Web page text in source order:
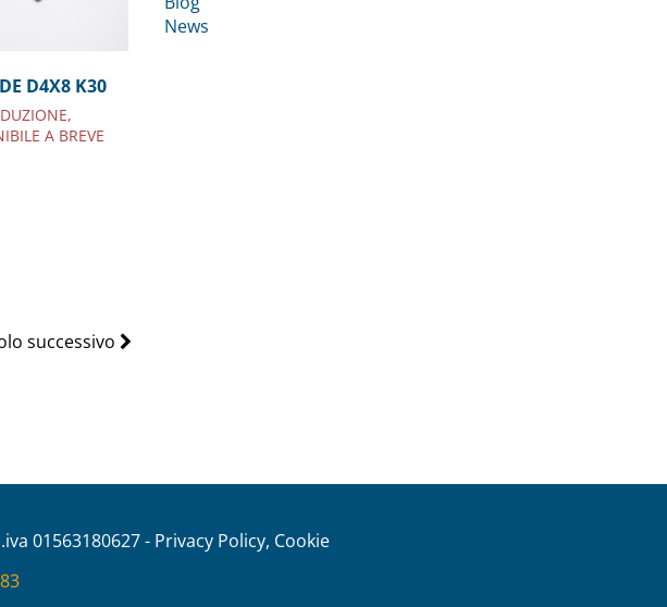
D4X8 K30
A BREVE
successivo
News
01563180627 - Privacy Policy, Cookie